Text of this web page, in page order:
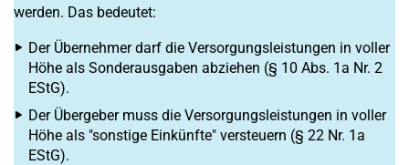
werden. Das bedeutet:
Der Übernehmer darf die Versorgungsleistungen in voller
Höhe als Sonderausgaben abziehen (§ 10 Abs. 1a Nr. 2
EStG).
Der Übergeber muss die Versorgungsleistungen in voller
Höhe als "sonstige Einkünfte" versteuern (§ 22 Nr. 1a
EStG).